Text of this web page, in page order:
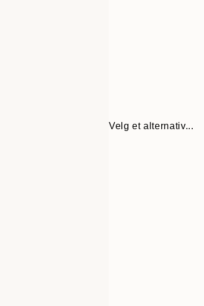
Velg et alternativ...